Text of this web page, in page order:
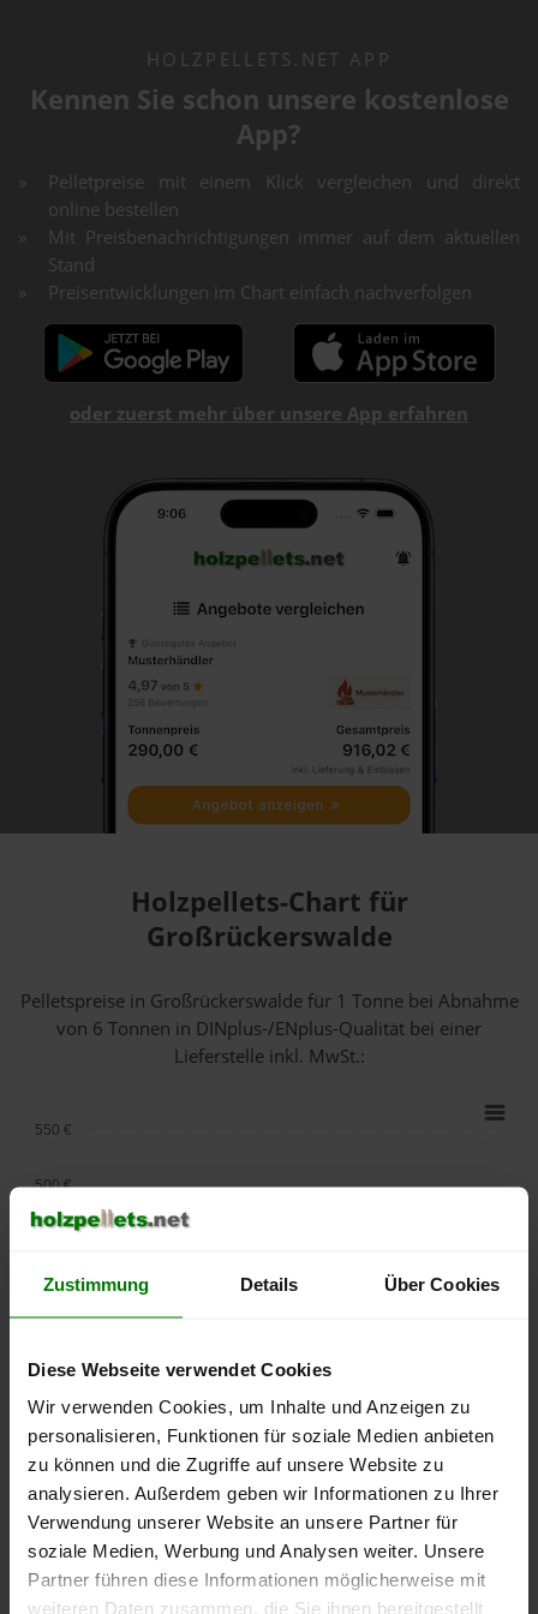
Zustimmung Details Über Cookies
Diese Webseite verwendet Cookies
Wir verwenden Cookies, um Inhalte und Anzeigen zu
personalisieren, Funktionen für soziale Medien anbieten
zu können und die Zugriffe auf unsere Website zu
analysieren. Außerdem geben wir Informationen zu Ihrer
Verwendung unserer Website an unsere Partner für
soziale Medien, Werbung und Analysen weiter. Unsere
Partner führen diese Informationen möglicherweise mit
weiteren Daten zusammen, die Sie ihnen bereitgestellt
HOLZPELLETS.NET APP
Kennen Sie schon unsere kostenlose
App?
Pelletpreise mit einem Klick vergleichen und direkt
online bestellen
Mit Preisbenachrichtigungen immer auf dem aktuellen
Stand
Preisentwicklungen im Chart einfach nachverfolgen
oder zuerst mehr über unsere App erfahren
Holzpellets-Chart für
Großrückerswalde
Pelletspreise in Großrückerswalde für 1 Tonne bei Abnahme
von 6 Tonnen in DINplus-/ENplus-Qualität bei einer
Lieferstelle inkl. MwSt.:
2025
2026
2026
250 €
300 €
400 €
500 €
550 €
Die aktuelle Preisentwicklung für Holzpellets in Deutschland
können Sie jederzeit auf unsererPelletspreise-Seite